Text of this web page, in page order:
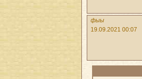
фыы
19.09.2021 00:07